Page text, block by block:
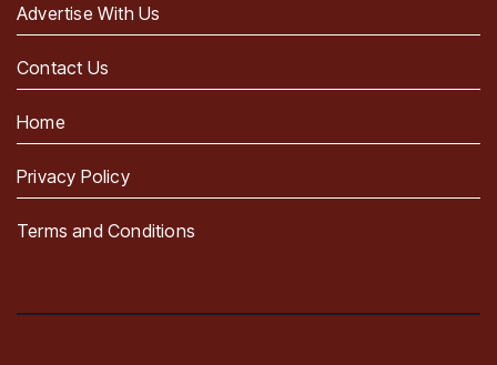
Advertise With Us
Contact Us
Home
Privacy Policy
Terms and Conditions